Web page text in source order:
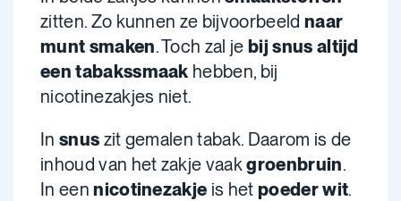
zitten. Zo kunnen ze bijvoorbeeld naar
munt smaken. Toch zal jebij snus altijd
een tabakssmaak hebben, bij
nicotinezakjes niet.
In snus zit gemalen tabak. Daarom is de
inhoud van het zakje vaakgroenbruin.
In eennicotinezakje is het poeder wit.